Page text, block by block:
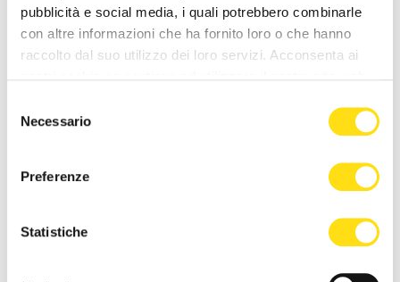
pubblicità e social media, i quali potrebbero combinarle
con altre informazioni che ha fornito loro o che hanno
raccolto dal suo utilizzo dei loro servizi. Acconsenta ai
delNecessario
Preferenze
Statistiche
Chiesa di San Giacomo a Villanova di San Daniele,
sulle rive del Tagliamento, Glesie Furlane celebrerà
una messa in friulano, come fa sempre, da quasi 50
conclude Christian Romanini.